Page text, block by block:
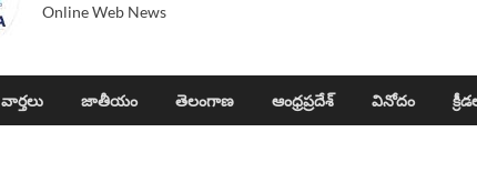
Online Web News
వార్తలు జాతీయం తెలంగాణ ఆంధ్రప్రదేశ్ వినోదం